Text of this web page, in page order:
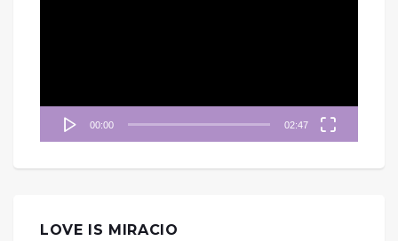
00:00 02:47
LOVE IS MIRACIO